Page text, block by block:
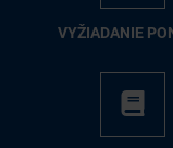
VY­ŽIA­DA­NIE